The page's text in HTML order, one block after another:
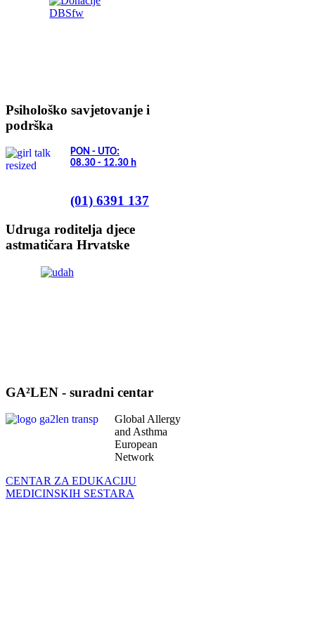
Psihološko savjetovanje i
podrška
PON - UTO:
08.30 - 12.30 h
(01) 6391 137
Udruga roditelja djece
astmatičara Hrvatske
GA²LEN - suradni centar
Global Allergy
and Asthma
European
Network
CENTAR ZA EDUKACIJU
MEDICINSKIH SESTARA